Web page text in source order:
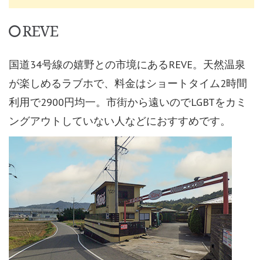
REVE
国道34号線の嬉野との市境にあるREVE。天然温泉
が楽しめるラブホで、料金はショートタイム2時間
利用で2900円均一。市街から遠いのでLGBTをカミ
ングアウトしていない人などにおすすめです。